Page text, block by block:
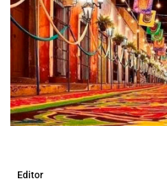
Editor